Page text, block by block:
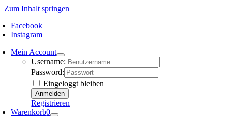
Zum Inhalt springen
Facebook
Instagram
Mein Account
Username:
Password:
Eingeloggt bleiben
Registrieren
Warenkorb0